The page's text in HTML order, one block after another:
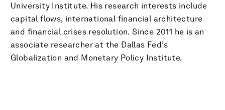
University Institute. His research interests include
capital flows, international financial architecture
and financial crises resolution. Since 2011 he is an
associate researcher at the Dallas Fed’s
Globalization and Monetary Policy Institute.